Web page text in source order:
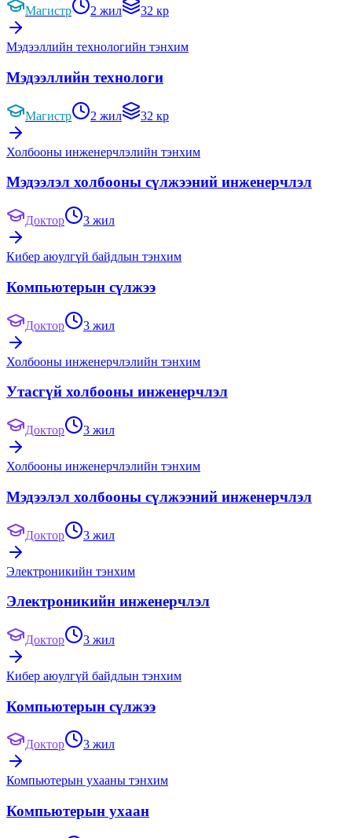
Магистр 2 жил 32 кр
Мэдээллийн технологийн тэнхим
Мэдээллийн технологи
Магистр 2 жил 32 кр
Холбооны инженерчлэлийн тэнхим
Мэдээлэл холбооны сүлжээний инженерчлэл
Доктор 3 жил
Кибер аюулгүй байдлын тэнхим
Компьютерын сүлжээ
Доктор 3 жил
Холбооны инженерчлэлийн тэнхим
Утасгүй холбооны инженерчлэл
Доктор 3 жил
Холбооны инженерчлэлийн тэнхим
Мэдээлэл холбооны сүлжээний инженерчлэл
Доктор 3 жил
Электроникийн тэнхим
Электроникийн инженерчлэл
Доктор 3 жил
Кибер аюулгүй байдлын тэнхим
Компьютерын сүлжээ
Доктор 3 жил
Компьютерын ухааны тэнхим
Компьютерын ухаан